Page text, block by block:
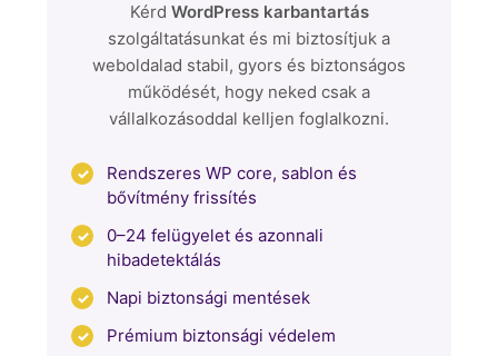
Kérd WordPress karbantartás
szolgáltatásunkat és mi biztosítjuk a
weboldalad stabil, gyors és biztonságos
működését, hogy neked csak a
vállalkozásoddal kelljen foglalkozni.
Rendszeres WP core, sablon és
bővítmény frissítés
0–24 felügyelet és azonnali
hibadetektálás
Napi biztonsági mentések
Prémium biztonsági védelem